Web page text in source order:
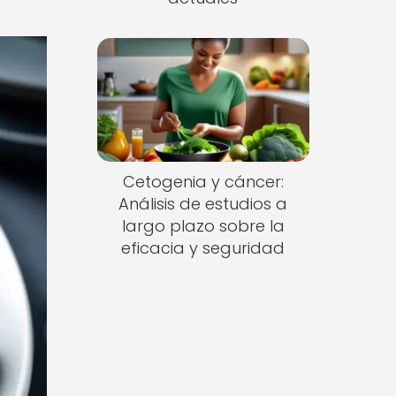
Cetogenia y cáncer:
Análisis de estudios a
largo plazo sobre la
eficacia y seguridad